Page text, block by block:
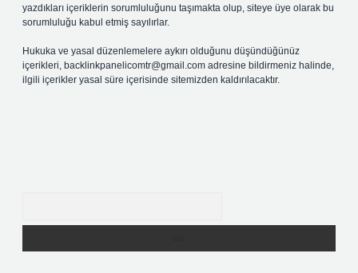
yazdıkları içeriklerin sorumluluğunu taşımakta olup, siteye üye olarak bu
sorumluluğu kabul etmiş sayılırlar.
Hukuka ve yasal düzenlemelere aykırı olduğunu düşündüğünüz
içerikleri, backlinkpanelicomtr@gmail.com adresine bildirmeniz halinde,
ilgili içerikler yasal süre içerisinde sitemizden kaldırılacaktır.